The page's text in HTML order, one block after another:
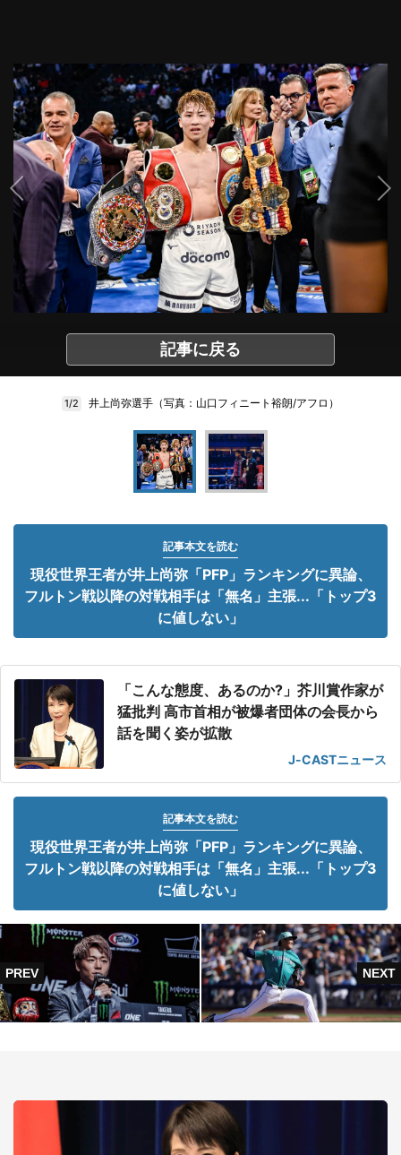
記事に戻る
1/2 井上尚弥選手（写真：山口フィニート裕朗/アフロ）
記事本文を読む
現役世界王者が井上尚弥「PFP」ランキングに異論、
フルトン戦以降の対戦相手は「無名」主張...「トップ3
に値しない」
「こんな態度、あるのか?」芥川賞作家が
猛批判 高市首相が被爆者団体の会長から
話を聞く姿が拡散
J-CASTニュース
記事本文を読む
現役世界王者が井上尚弥「PFP」ランキングに異論、
フルトン戦以降の対戦相手は「無名」主張...「トップ3
に値しない」